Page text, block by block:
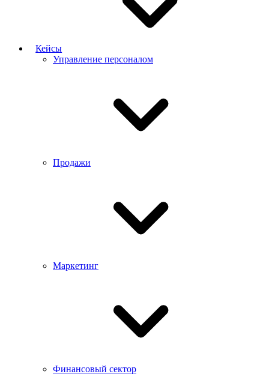
Кейсы
Управление персоналом
Продажи
Маркетинг
Финансовый сектор